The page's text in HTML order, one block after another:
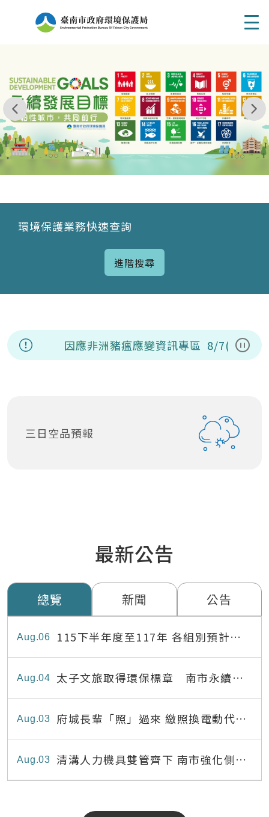
環境保護業務快速查詢
進階搜尋
暫停
因應非洲豬瘟應變資訊專區 8/7(五)城鎮
三日空品預報
最新公告
總覽 新聞 公告
06
Aug
115下半年度至117年 各組別預計出
缺員額表
04
Aug
太子文旅取得環保標章 南市永續旅
宿達22家
03
Aug
府城長輩「照」過來 繳照換電動代步
最高補助8,000元
03
Aug
清溝人力機具雙管齊下 南市強化側溝
清疏效能